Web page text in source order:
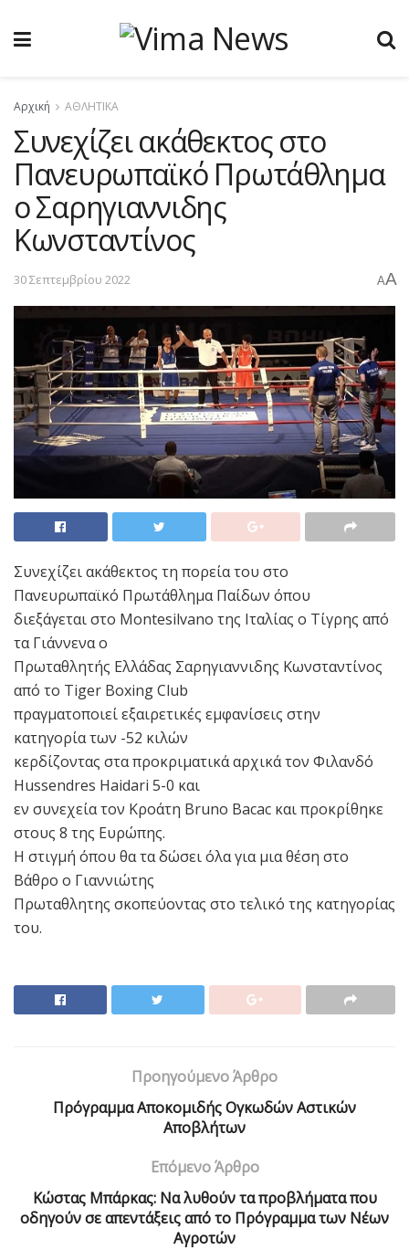
Αρχική ΑΘΛΗΤΙΚΑ
Συνεχίζει ακάθεκτος στο
Πανευρωπαϊκό Πρωτάθλημα
o Σαρηγιαννιδης
Κωνσταντίνος
30 Σεπτεμβρίου 2022 AA
Συνεχίζει ακάθεκτος τη πορεία του στο
Πανευρωπαϊκό Πρωτάθλημα Παίδων όπου
διεξάγεται στο Montesilvano της Ιταλίας ο Τίγρης από
τα Γιάννενα ο
Πρωταθλητής Ελλάδας Σαρηγιαννιδης Κωνσταντίνος
από το Tiger Boxing Club
πραγματοποιεί εξαιρετικές εμφανίσεις στην
κατηγορία των -52 κιλών
κερδίζοντας στα προκριματικά αρχικά τον Φιλανδό
Hussendres Haidari 5-0 και
εν συνεχεία τον Κροάτη Bruno Bacac και προκρίθηκε
στους 8 της Ευρώπης.
Η στιγμή όπου θα τα δώσει όλα για μια θέση στο
Βάθρο ο Γιαννιώτης
Πρωταθλητης σκοπεύοντας στο τελικό της κατηγορίας
του.
Προηγούμενο Άρθρο
Πρόγραμμα Αποκομιδής Ογκωδών Αστικών
Αποβλήτων
Επόμενο Άρθρο
Κώστας Μπάρκας: Να λυθούν τα προβλήματα που
οδηγούν σε απεντάξεις από το Πρόγραμμα των Νέων
Αγροτών